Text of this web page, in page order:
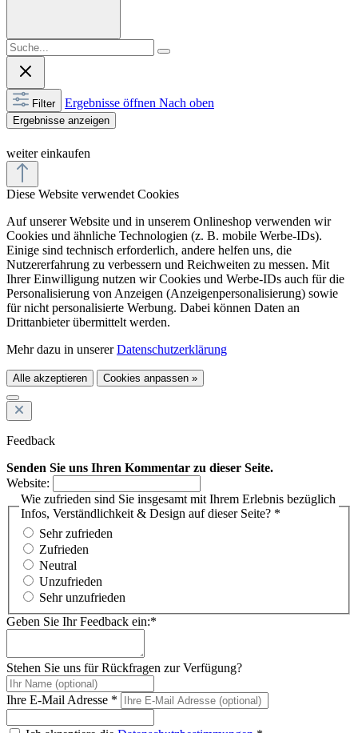
Filter Ergebnisse öffnen Nach oben
Ergebnisse anzeigen
weiter einkaufen
Diese Website verwendet Cookies
Auf unserer Website und in unserem Onlineshop verwenden wir
Cookies und ähnliche Technologien (z. B. mobile Werbe-IDs).
Einige sind technisch erforderlich, andere helfen uns, die
Nutzererfahrung zu verbessern und Reichweiten zu messen. Mit
Ihrer Einwilligung nutzen wir Cookies und Werbe-IDs auch für die
Personalisierung von Anzeigen (Anzeigenpersonalisierung) sowie
für nicht personalisierte Werbung. Dabei können Daten an
Drittanbieter übermittelt werden.
Mehr dazu in unsererDatenschutzerklärung
Alle akzeptieren Cookies anpassen »
Feedback
Senden Sie uns Ihren Kommentar zu dieser Seite.
Website:
Wie zufrieden sind Sie insgesamt mit Ihrem Erlebnis bezüglich
Infos, Verständlichkeit & Design auf dieser Seite? *
Sehr zufrieden
Zufrieden
Neutral
Unzufrieden
Sehr unzufrieden
Geben Sie Ihr Feedback ein:*
Stehen Sie uns für Rückfragen zur Verfügung?
Ihre E-Mail Adresse *